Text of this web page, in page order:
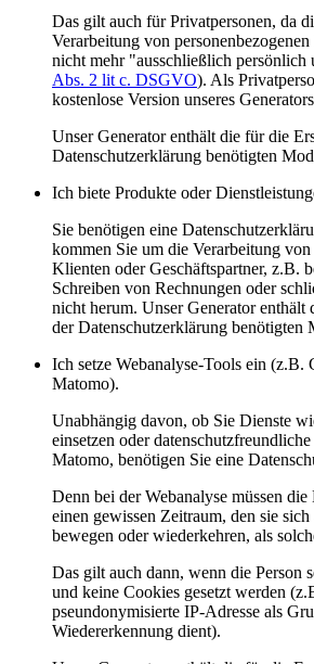
Das gilt auch für Privatpersonen, da
Verarbeitung von
nicht mehr "ausschließlich
Abs. 2 lit c. DSGVO). Als
kostenlose Version unseres
Unser Generator enthält die für die
Datenschutzerklärung benötigten
Ich biete Produkte oder
Sie benötigen eine
kommen Sie um die Verarbeitung
Klienten oder Geschäftspartner, z.B.
Schreiben von Rechnungen oder
nicht herum. Unser Generator enthält
der Datenschutzerklärung benötigten
Ich setze Webanalyse-Tools ein (z.B.
Matomo).
Unabhängig davon, ob Sie Dienste
einsetzen oder
Matomo, benötigen Sie eine
Denn bei der Webanalyse müssen
einen gewissen Zeitraum, den sie
bewegen oder wiederkehren, als
Das gilt auch dann, wenn die Person
und keine Cookies gesetzt werden
pseundonymisierte IP-Adresse als
Wiedererkennung dient).